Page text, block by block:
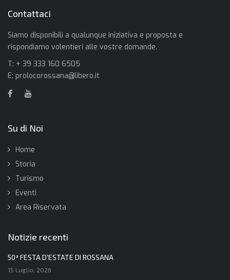
Contattaci
Siamo disponibili a qualunque iniziativa e proposta e
rispondiamo volentieri alle vostre domande.
T: + 39 333 160 6505
E: prolocorossana@libero.it
Su di Noi
Home
Storia
Turismo
Eventi
Area Riservata
Notizie recenti
50ª FESTA D'ESTATE DI ROSSANA
15 Luglio, 2026